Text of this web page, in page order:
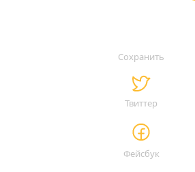
Сохранить
Твиттер
Фейсбук